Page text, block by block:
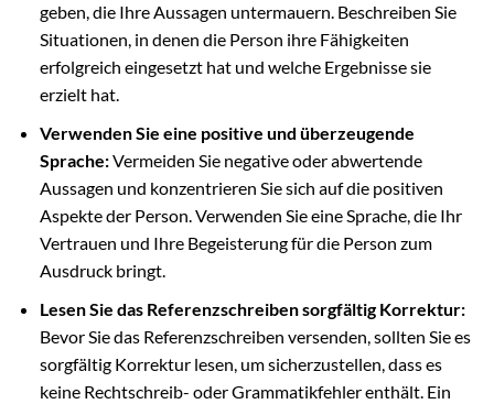
geben, die Ihre Aussagen untermauern. Beschreiben Sie
Situationen, in denen die Person ihre Fähigkeiten
erfolgreich eingesetzt hat und welche Ergebnisse sie
erzielt hat.
Verwenden Sie eine positive und überzeugende
Sprache:Vermeiden Sie negative oder abwertende
Aussagen und konzentrieren Sie sich auf die positiven
Aspekte der Person. Verwenden Sie eine Sprache, die Ihr
Vertrauen und Ihre Begeisterung für die Person zum
Ausdruck bringt.
Lesen Sie das Referenzschreiben sorgfältig Korrektur:
Bevor Sie das Referenzschreiben versenden, sollten Sie es
sorgfältig Korrektur lesen, um sicherzustellen, dass es
keine Rechtschreib- oder Grammatikfehler enthält. Ein